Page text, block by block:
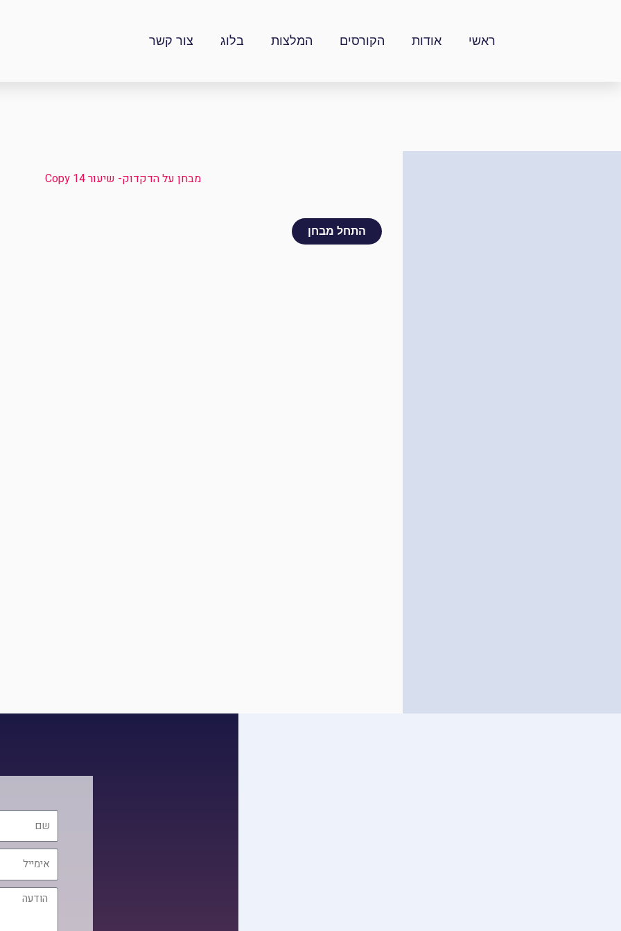
ראשי אודות הקורסים המלצות בלוג צור קשר
מבחן על הדקדוק- שיעור 14 Copy
הודעה